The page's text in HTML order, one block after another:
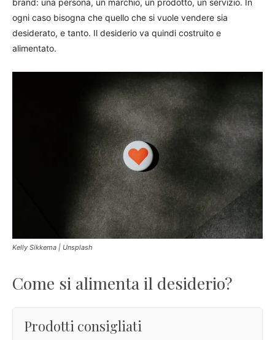
ogni caso bisogna che quello che si vuole vendere sia
desiderato, e tanto. Il desiderio va quindi costruito e
alimentato.
Kelly Sikkema | Unsplash
Come si alimenta il desiderio?
Prodotti consigliati